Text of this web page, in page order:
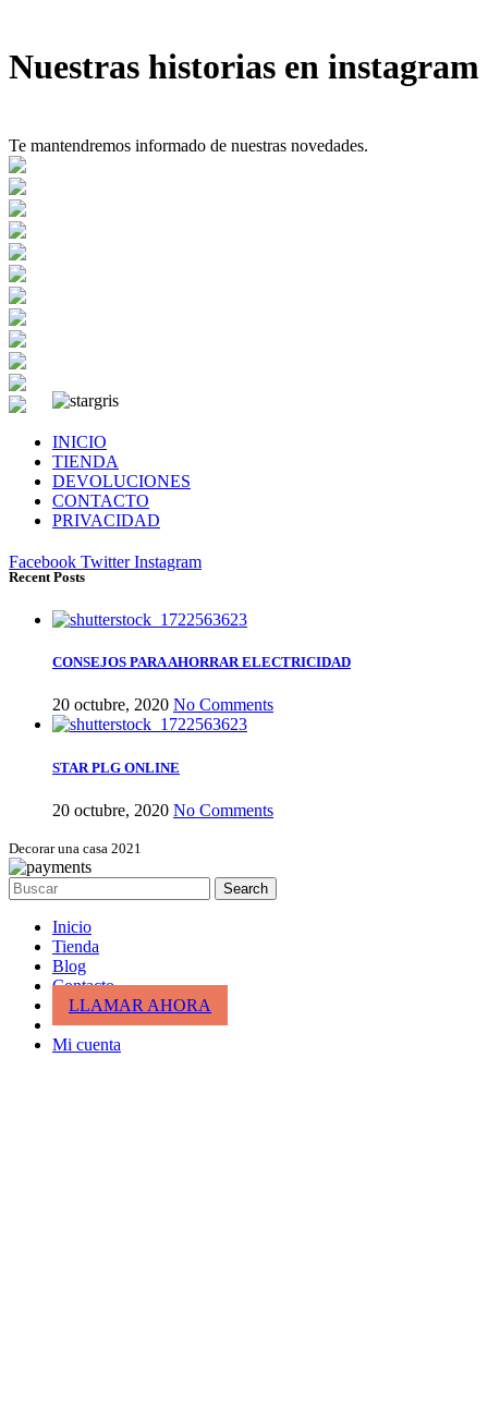
Nuestras historias en instagram
Te mantendremos informado de nuestras novedades.
INICIO
TIENDA
DEVOLUCIONES
CONTACTO
PRIVACIDAD
Facebook Twitter Instagram
Recent Posts
CONSEJOS PARA AHORRAR ELECTRICIDAD
20 octubre, 2020 No Comments
STAR PLG ONLINE
20 octubre, 2020 No Comments
Decorar una casa 2021
Search
Inicio
Tienda
Blog
Contacto
LLAMAR AHORA
Mi cuenta